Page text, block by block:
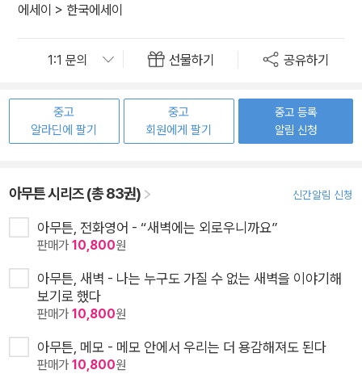
에세이 > 한국에세이
선물하기 공유하기
중고
알라딘에 팔기
중고
회원에게 팔기
중고 등록
알림 신청
아무튼 시리즈 (총 83권) 신간알림 신청
아무튼, 전화영어 - “새벽에는 외로우니까요”
판매가10,800원
아무튼, 새벽 - 나는 누구도 가질 수 없는 새벽을 이야기해
보기로 했다
판매가10,800원
아무튼, 메모 - 메모 안에서 우리는 더 용감해져도 된다
판매가10,800원